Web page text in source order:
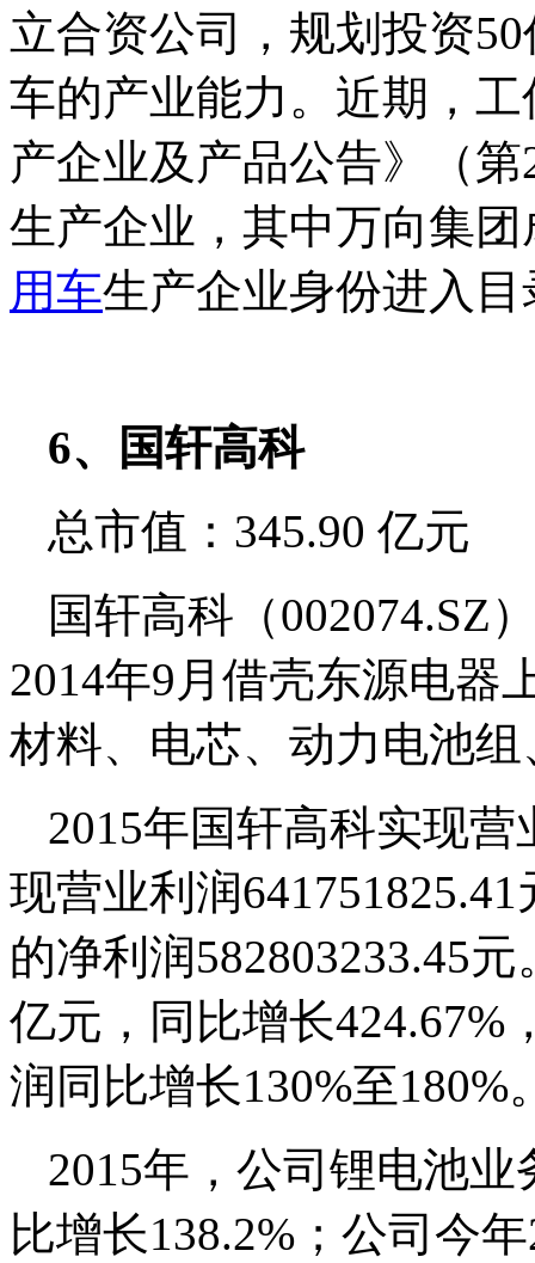
立合资公司，规划投资
车的产业能力。近期，
产企业及产品公告》（
生产企业，其中万向集
用车生产企业身份进入
6、国轩高科
总市值：345.90 亿元
国轩高科（002074.SZ
2014年9月借壳东源电器
材料、电芯、动力电池
2015年国轩高科实现营
现营业利润
的净利润582803233.45
亿元，同比增长424.67%
润同比增长130%至180%
2015年，公司锂电池
比增长138.2%；公司今